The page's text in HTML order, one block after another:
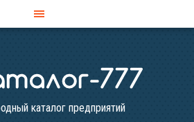
каталог предприятий